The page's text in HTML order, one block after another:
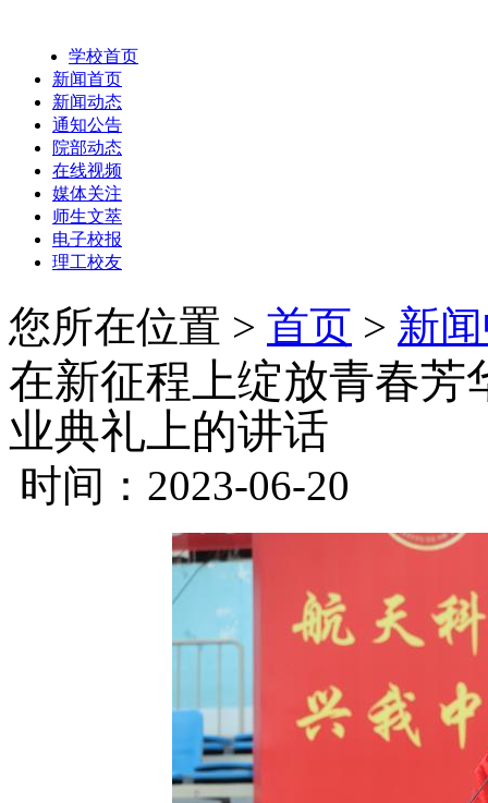
学校首页
新闻首页
新闻动态
通知公告
院部动态
在线视频
媒体关注
师生文萃
电子校报
理工校友
您所在位置 > 首页 > 新
在新征程上绽放青春
业典礼上的讲话
时间：2023-06-20